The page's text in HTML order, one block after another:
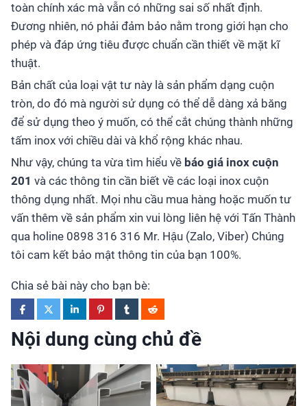
toàn chính xác mà vẫn có những sai số nhất định.
Đương nhiên, nó phải đảm bảo nằm trong giới hạn cho
phép và đáp ứng tiêu được chuẩn cần thiết về mặt kĩ
thuật.
Bản chất của loại vật tư này là sản phẩm dạng cuộn
tròn, do đó mà người sử dụng có thể dễ dàng xả băng
để sử dụng theo ý muốn, có thể cắt chúng thành những
tấm inox với chiều dài và khổ rộng khác nhau.
Như vậy, chúng ta vừa tìm hiểu về báo giá inox cuộn
201 và các thông tin cần biết về các loại inox cuộn
thông dụng nhất. Mọi nhu cầu mua hàng hoặc muốn tư
vấn thêm về sản phẩm xin vui lòng liên hệ với Tấn Thành
qua holine 0898 316 316 Mr. Hậu (Zalo, Viber) Chúng
tôi cam kết bảo mật thông tin của bạn 100%.
Chia sẻ bài này cho bạn bè:
Nội dung cùng chủ đề